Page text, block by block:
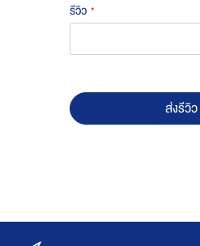
รีวิว
ส่งรีวิว